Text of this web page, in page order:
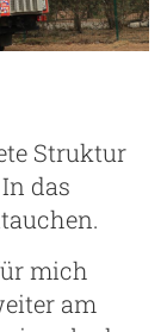
Struktur
das
mich
am